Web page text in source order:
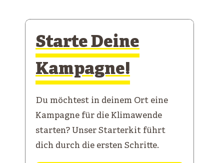
Starte Deine
Kampagne!
Du möchtest in deinem Ort eine
Kampagne für die Klimawende
starten? Unser Starterkit führt
dich durch die ersten Schritte.